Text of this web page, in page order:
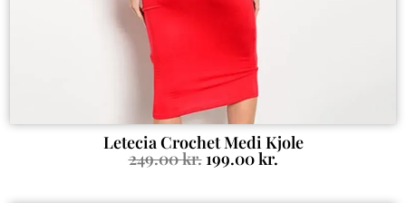
Letecia Crochet Medi Kjole
249.00kr.199.00kr.